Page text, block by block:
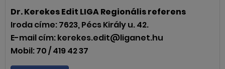
Dr. Kerekes Edit LIGA Regionális referens
Iroda címe: 7623, Pécs Király u. 42.
E-mail cím: kerekes.edit@liganet.hu
Mobil: 70 / 419 42 37